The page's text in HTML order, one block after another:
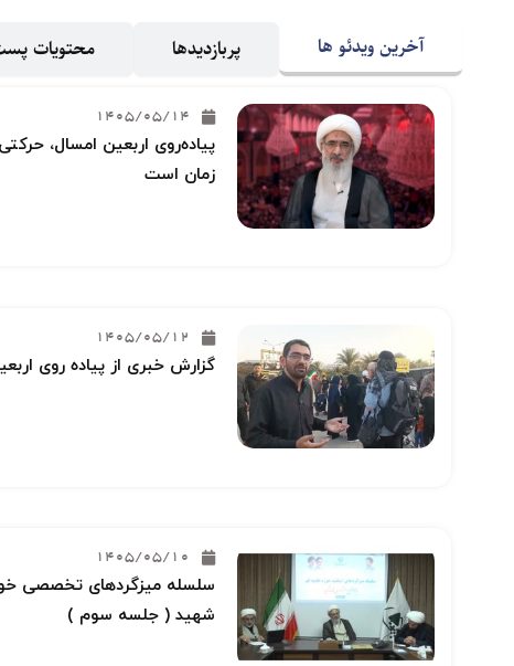
آخرین ویدئو ها پربازدیدها محتویات
1405/05/14
پیاده‌روی اربعین امسال،
زمان است
1405/05/12
گزارش خبری از پیاده روی
1405/05/10
سلسله میزگردهای تخصصی
شهید ( جلسه سوم )